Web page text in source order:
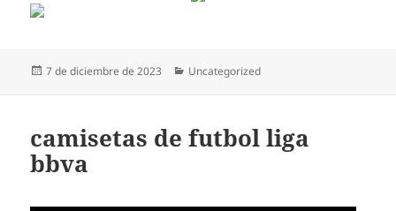
Publicado
7 de diciembre de 2023 Categorías
Uncategorized
camisetas de futbol liga
bbva